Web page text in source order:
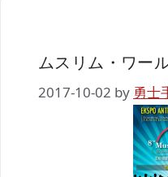
ムスリム・ワー
2017-10-02 by 勇士